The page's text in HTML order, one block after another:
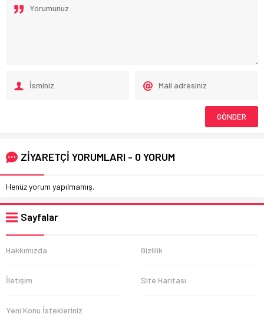
ZİYARETÇİ YORUMLARI - 0 YORUM
Henüz yorum yapılmamış.
Sayfalar
Hakkımızda Gizlilik
İletişim Site Haritası
Yeni Konu İstekleriniz